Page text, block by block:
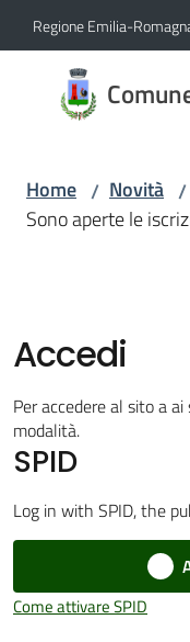
Vai al contenuto
Vai alla navigazione
Vai al footer
Regione Emilia-
Comune
di
Amministrazione
Servizi
Vivere
Galliera
Amministrazione
Home / Novità /
Sono aperte le
Accedi
Per accedere al sito a
modalità.
SPID
Log in with SPID, the
Come attivare SPID